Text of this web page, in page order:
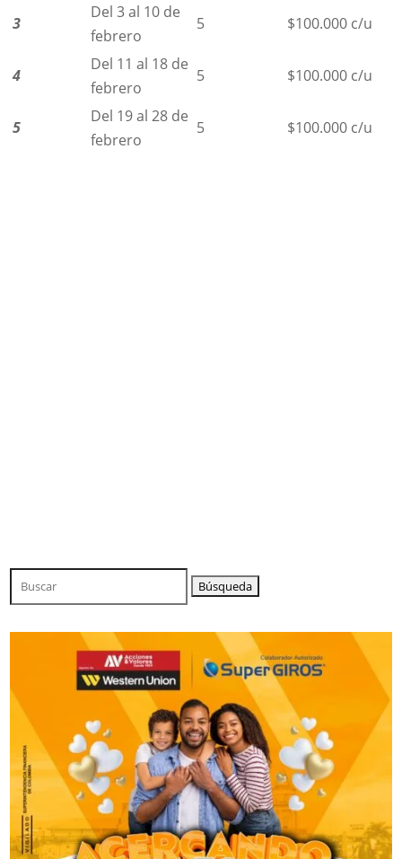
3
Del 3 al 10 de
febrero
5 $100.000 c/u
4
Del 11 al 18 de
febrero
5 $100.000 c/u
5
Del 19 al 28 de
febrero
5 $100.000 c/u